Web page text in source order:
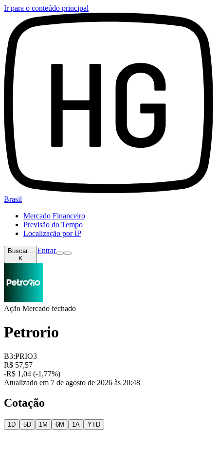
Ir para o conteúdo principal
Brasil
Mercado Financeiro
Previsão do Tempo
Localização por IP
Buscar...
K
Entrar
Ação Mercado fechado
Petrorio
B3:PRIO3
R$ 57,57
-R$ 1,04 (-1,77%)
Atualizado em 7 de agosto de 2026 às 20:48
Cotação
1D 5D 1M 6M 1A YTD